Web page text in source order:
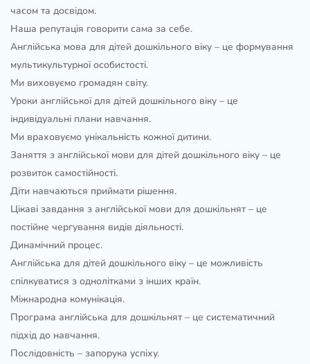
часом та досвідом.
Наша репутація говорити сама за себе.
Англійська мова для дітей дошкільного віку – це формування
мультикультурної особистості.
Ми виховуємо громадян світу.
Уроки англійської для дітей дошкільного віку – це
індивідуальні плани навчання.
Ми враховуємо унікальність кожної дитини.
Заняття з англійської мови для дітей дошкільного віку – це
розвиток самостійності.
Діти навчаються приймати рішення.
Цікаві завдання з англійської мови для дошкільнят – це
постійне чергування видів діяльності.
Динамічний процес.
Англійська для дітей дошкільного віку – це можливість
спілкуватися з однолітками з інших країн.
Міжнародна комунікація.
Програма англійська для дошкільнят – це систематичний
підхід до навчання.
Послідовність – запорука успіху.